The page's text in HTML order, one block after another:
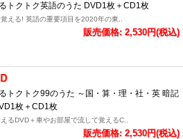
トクトク英語のうた DVD1枚＋CD1枚
える! 英語の重要項目を2020年の東..
販売価格: 2,530円(税込)
トクトク99のうた ～国・算・理・社・英 暗記
枚＋CD1枚
るDVD＋車やお部屋で流して覚えるC..
販売価格: 2,530円(税込)